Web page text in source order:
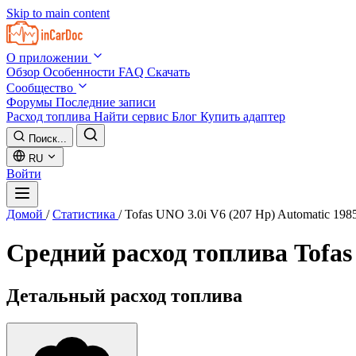
Skip to main content
О приложении
Обзор Особенности FAQ Скачать
Сообщество
Форумы Последние записи
Расход топлива Найти сервис Блог Купить адаптер
Поиск...
RU
Войти
Домой / Статистика / Tofas UNO 3.0i V6 (207 Hp) Automatic
Средний расход топлива
Детальный расход топлива